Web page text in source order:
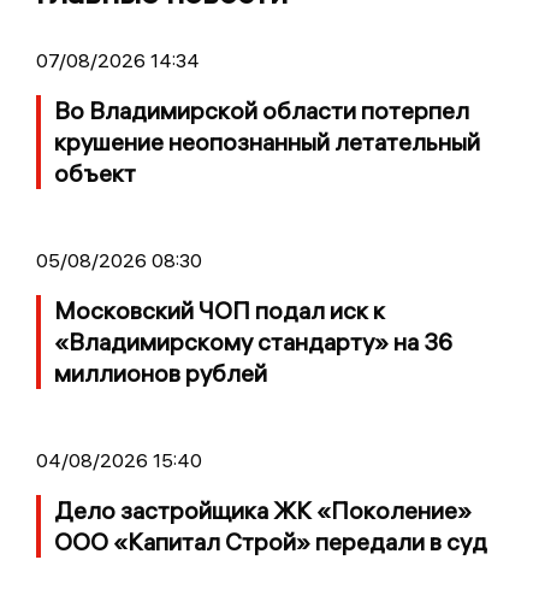
07/08/2026 14:34
Во Владимирской области потерпел
крушение неопознанный летательный
объект
05/08/2026 08:30
Московский ЧОП подал иск к
«Владимирскому стандарту» на 36
миллионов рублей
04/08/2026 15:40
Дело застройщика ЖК «Поколение»
ООО «Капитал Строй» передали в суд